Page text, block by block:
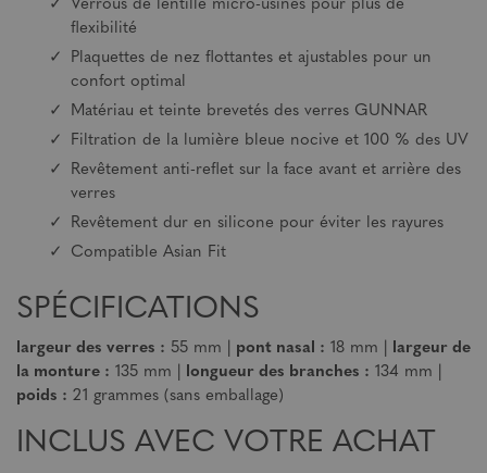
Verrous de lentille micro-usinés pour plus de
flexibilité
Plaquettes de nez flottantes et ajustables pour un
confort optimal
Matériau et teinte brevetés des verres GUNNAR
Filtration de la lumière bleue nocive et 100 % des UV
Revêtement anti-reflet sur la face avant et arrière des
verres
Revêtement dur en silicone pour éviter les rayures
Compatible Asian Fit
SPÉCIFICATIONS
largeur des verres : 55 mm | pont nasal : 18 mm | largeur de
la monture : 135 mm | longueur des branches : 134 mm |
poids : 21 grammes (sans emballage)
INCLUS AVEC VOTRE ACHAT